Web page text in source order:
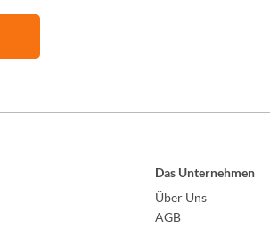
Das Unternehmen
Über Uns
AGB